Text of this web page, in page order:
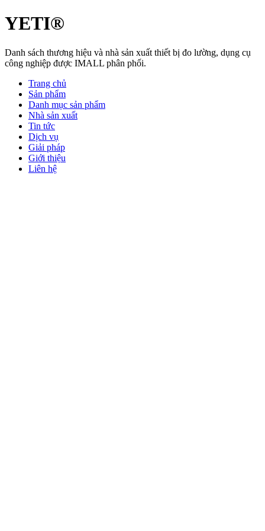
YETI®
Danh sách thương hiệu và nhà sản xuất thiết bị đo lường, dụng cụ
công nghiệp được IMALL phân phối.
Trang chủ
Sản phẩm
Danh mục sản phẩm
Nhà sản xuất
Tin tức
Dịch vụ
Giải pháp
Giới thiệu
Liên hệ